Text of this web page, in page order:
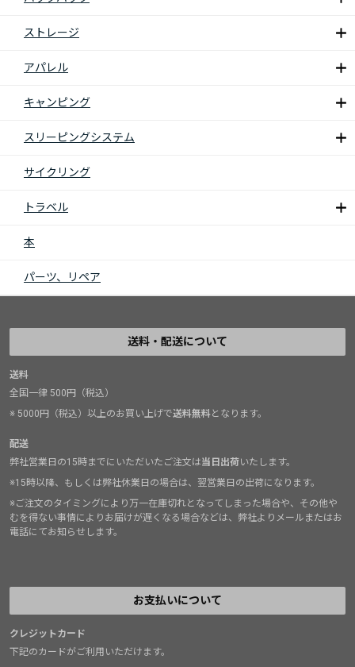
ストレージ
アパレル
キャンピング
スリーピングシステム
サイクリング
トラベル
本
パーツ、リペア
送料・配送について
送料
全国一律 500円（税込）
※ 5000円（税込）以上のお買い上げで送料無料となります。
配送
弊社営業日の15時までにいただいたご注文は当日出荷いたします。
※15時以降、もしくは弊社休業日の場合は、翌営業日の出荷になります。
※ご注文のタイミングにより万一在庫切れとなってしまった場合や、その他や
むを得ない事情によりお届けが遅くなる場合などは、弊社よりメールまたはお
電話にてお知らせします。
お支払いについて
クレジットカード
下記のカードがご利用いただけます。